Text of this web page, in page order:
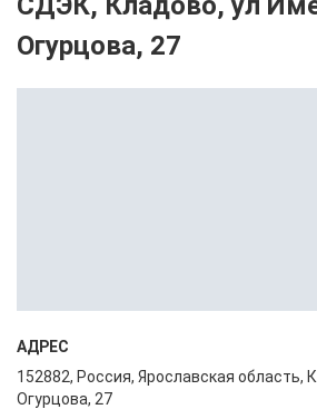
Огурцова, 27
АДРЕС
152882, Россия, Ярославская область,
Огурцова, 27